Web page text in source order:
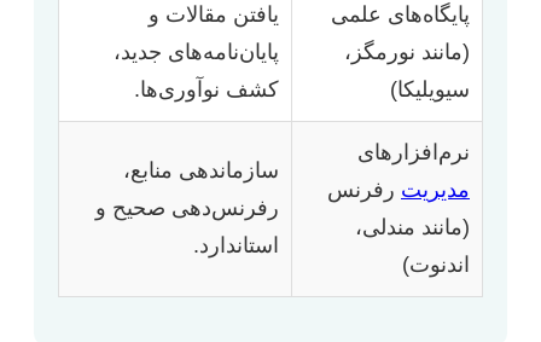
پایگاه‌های علمی
(مانند نورمگز،
سیویلیکا)
یافتن مقالات و
پایان‌نامه‌های جدید،
کشف نوآوری‌ها.
نرم‌افزارهای
مدیریت رفرنس
(مانند مندلی،
اندنوت)
سازماندهی منابع،
رفرنس‌دهی صحیح و
استاندارد.